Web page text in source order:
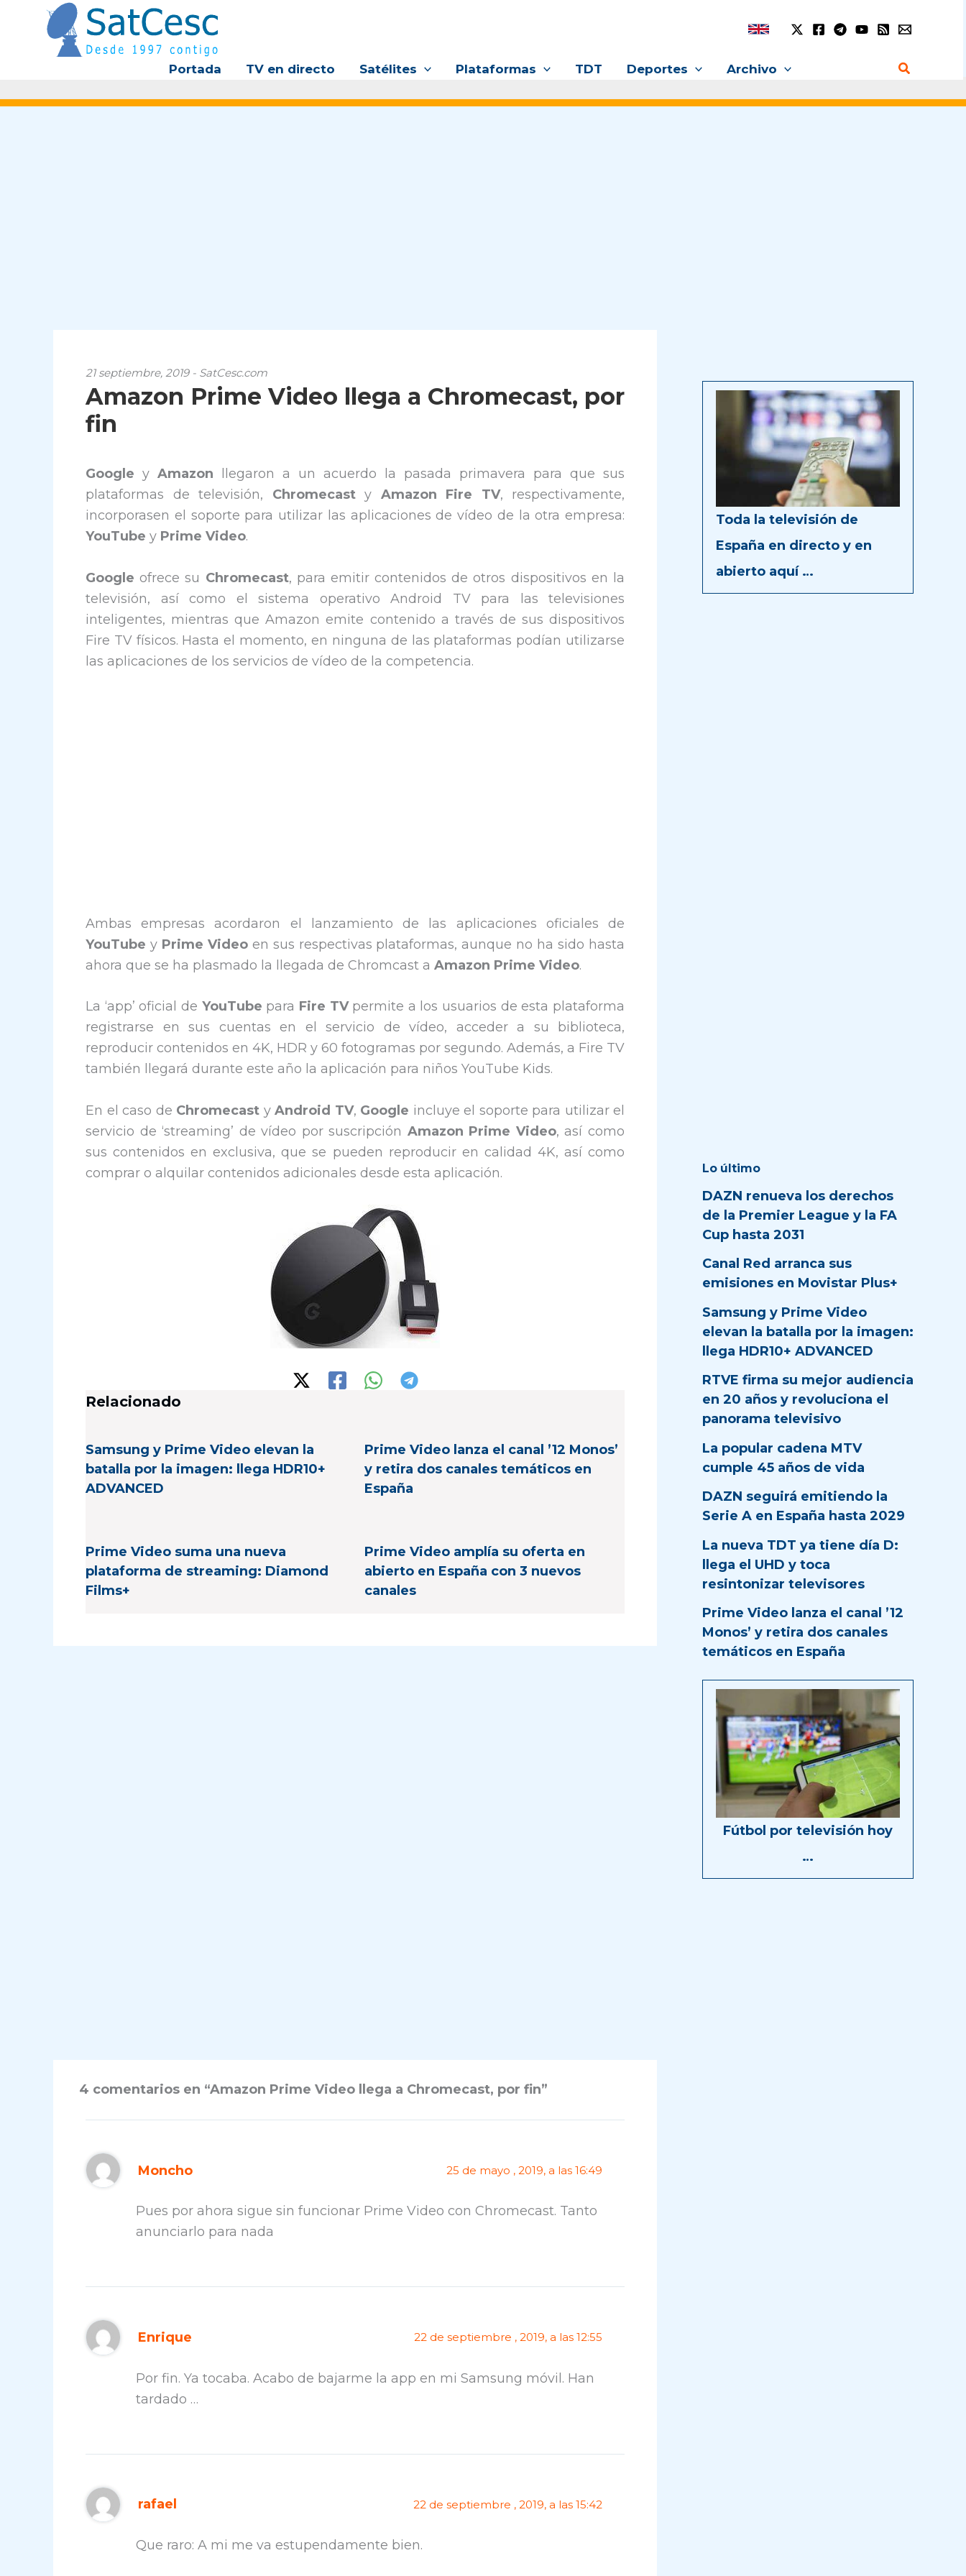
contenido
Portada TV en directo Satélites Plataformas TDT Deportes Archivo Buscar
21 septiembre, 2019 - SatCesc.com
Amazon Prime Video llega a Chromecast, por
fin
Google y Amazon llegaron a un acuerdo la pasada primavera para que sus
plataformas de televisión, Chromecasty Amazon Fire TV, respectivamente,
incorporasen el soporte para utilizar las aplicaciones de vídeo de la otra empresa:
YouTube y Prime Video.
Google ofrece su Chromecast, para emitir contenidos de otros dispositivos en la
televisión, así como el sistema operativo Android TV para las televisiones
inteligentes, mientras que Amazon emite contenido a través de sus dispositivos
Fire TV físicos. Hasta el momento, en ninguna de las plataformas podían utilizarse
las aplicaciones de los servicios de vídeo de la competencia.
Ambas empresas acordaron el lanzamiento de las aplicaciones oficiales de
YouTube y Prime Videoen sus respectivas plataformas, aunque no ha sido hasta
ahora que se ha plasmado la llegada de Chromcast a Amazon Prime Video.
La ‘app’ oficial de YouTube para Fire TVpermite a los usuarios de esta plataforma
registrarse en sus cuentas en el servicio de vídeo, acceder a su biblioteca,
reproducir contenidos en 4K, HDR y 60 fotogramas por segundo. Además, a Fire TV
también llegará durante este año la aplicación para niños YouTube Kids.
En el caso de Chromecast y Android TV, Google incluye el soporte para utilizar el
servicio de ‘streaming’ de vídeo por suscripción Amazon Prime Video, así como
sus contenidos en exclusiva, que se pueden reproducir en calidad 4K, así como
comprar o alquilar contenidos adicionales desde esta aplicación.
Relacionado
Samsung y Prime Video elevan la
batalla por la imagen: llega HDR10+
ADVANCED
Prime Video lanza el canal ’12 Monos’
y retira dos canales temáticos en
España
Prime Video suma una nueva
plataforma de streaming: Diamond
Films+
Prime Video amplía su oferta en
abierto en España con 3 nuevos
canales
4 comentarios en “Amazon Prime Video llega a Chromecast, por fin”
Moncho 25 de mayo , 2019, a las 16:49
Pues por ahora sigue sin funcionar Prime Video con Chromecast. Tanto
anunciarlo para nada
Enrique 22 de septiembre , 2019, a las 12:55
Por fin. Ya tocaba. Acabo de bajarme la app en mi Samsung móvil. Han
tardado …
rafael 22 de septiembre , 2019, a las 15:42
Que raro: A mi me va estupendamente bien.
Toda la televisión de
España en directo y en
abierto aquí …
Lo último
DAZN renueva los derechos
de la Premier League y la FA
Cup hasta 2031
Canal Red arranca sus
emisiones en Movistar Plus+
Samsung y Prime Video
elevan la batalla por la imagen:
llega HDR10+ ADVANCED
RTVE firma su mejor audiencia
en 20 años y revoluciona el
panorama televisivo
La popular cadena MTV
cumple 45 años de vida
DAZN seguirá emitiendo la
Serie A en España hasta 2029
La nueva TDT ya tiene día D:
llega el UHD y toca
resintonizar televisores
Prime Video lanza el canal ’12
Monos’ y retira dos canales
temáticos en España
Fútbol por televisión hoy
…